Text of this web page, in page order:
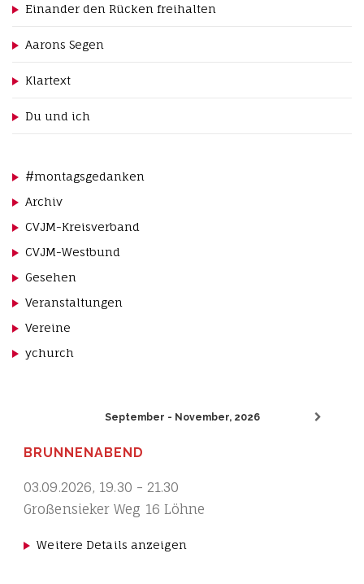
Einander den Rücken freihalten
Aarons Segen
Klartext
Du und ich
#montagsgedanken
Archiv
CVJM-Kreisverband
CVJM-Westbund
Gesehen
Veranstaltungen
Vereine
ychurch
September - November, 2026
BRUNNENABEND
03.09.2026, 19.30 - 21.30
Großensieker Weg 16 Löhne
Weitere Details anzeigen